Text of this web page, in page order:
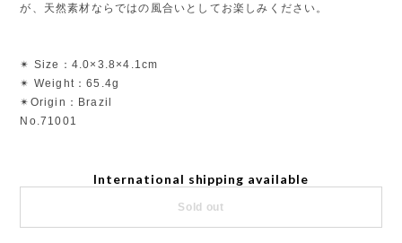
が、天然素材ならではの風合いとしてお楽しみください。
✴︎ Size：4.0×3.8×4.1cm
✴︎ Weight：65.4g
✴︎Origin：Brazil
No.71001
International shipping available
Sold out